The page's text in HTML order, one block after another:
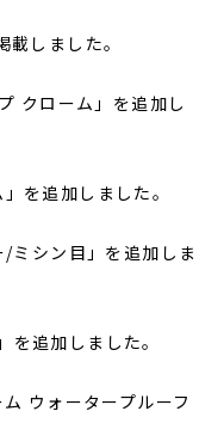
しました。
クローム」を追加し
を追加しました。
ミシン目」を追加しま
追加しました。
ウォータープルーフ